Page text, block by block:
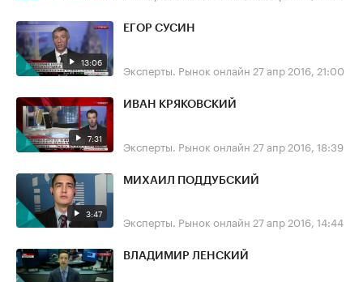
13:06
ЕГОР СУСИН
Эксперты. Рынок онлайн 27 апр 2016, 21:00
7:31
ИВАН КРЯКОВСКИЙ
Эксперты. Рынок онлайн 27 апр 2016, 18:39
3:47
МИХАИЛ ПОДДУБСКИЙ
Эксперты. Рынок онлайн 27 апр 2016, 14:44
ВЛАДИМИР ЛЕНСКИЙ